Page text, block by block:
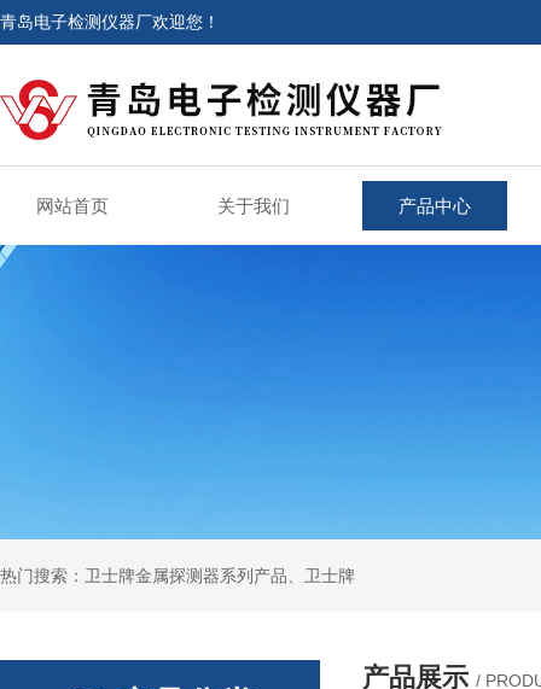
青岛电子检测仪器厂欢迎您！
网站首页 关于我们 产品中心
热门搜索：卫士牌金属探测器系列产品、卫士牌
产品展示 /